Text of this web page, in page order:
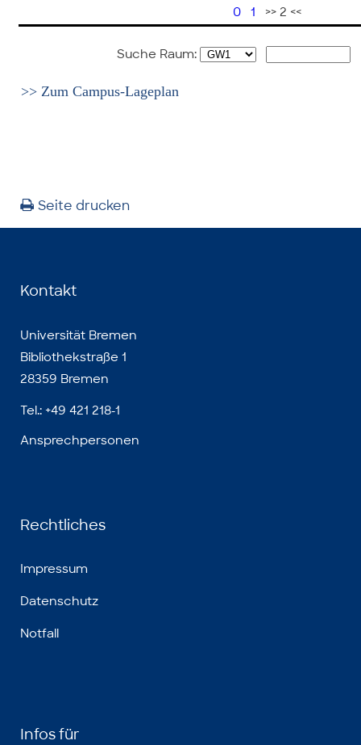
0 1 >> 2 <<
Suche Raum:
>> Zum Campus-Lageplan
Seite drucken
Kontakt
Universität Bremen
Bibliothekstraße 1
28359 Bremen
Tel.: +49 421 218-1
Ansprechpersonen
Rechtliches
Impressum
Datenschutz
Notfall
Infos für